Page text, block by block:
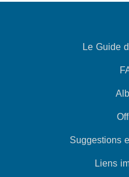
Le Guide
Suggestions
Liens